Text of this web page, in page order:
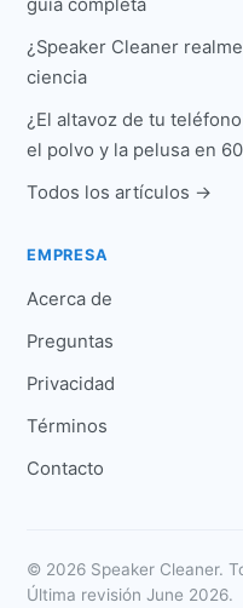
guía completa
¿Speaker Cleaner
ciencia
¿El altavoz de tu
el polvo y la pelusa en
Todos los artículos →
EMPRESA
Acerca de
Preguntas
Privacidad
Términos
Contacto
© 2026 Speaker Cleaner.
Última revisión June 2026.